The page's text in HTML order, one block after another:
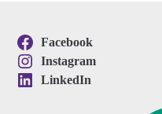
Facebook
Instagram
LinkedIn